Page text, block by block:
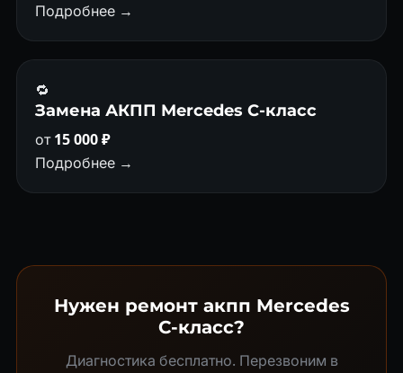
Подробнее →
🔁
Замена АКПП Mercedes C-класс
от15 000 ₽
Подробнее →
Нужен ремонт акпп Mercedes
C-класс?
Диагностика бесплатно. Перезвоним в